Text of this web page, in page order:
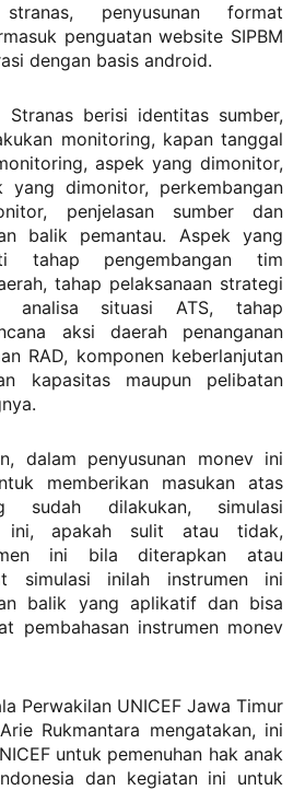
penyusunan format
penguatan website SIPBM
dengan basis android.
Stranas berisi identitas sumber,
monitoring, kapan tanggal
aspek yang dimonitor,
yang dimonitor, perkembangan
penjelasan sumber dan
balik pemantau. Aspek yang
tahap pengembangan tim
tahap pelaksanaan strategi
analisa situasi ATS, tahap
aksi daerah penanganan
RAD, komponen keberlanjutan
kapasitas maupun pelibatan
dalam penyusunan monev ini
memberikan masukan atas
sudah dilakukan, simulasi
ini, apakah sulit atau tidak,
ini bila diterapkan atau
simulasi inilah instrumen ini
balik yang aplikatif dan bisa
pembahasan instrumen monev
Perwakilan UNICEF Jawa Timur
Rukmantara mengatakan, ini
untuk pemenuhan hak anak
dan kegiatan ini untuk